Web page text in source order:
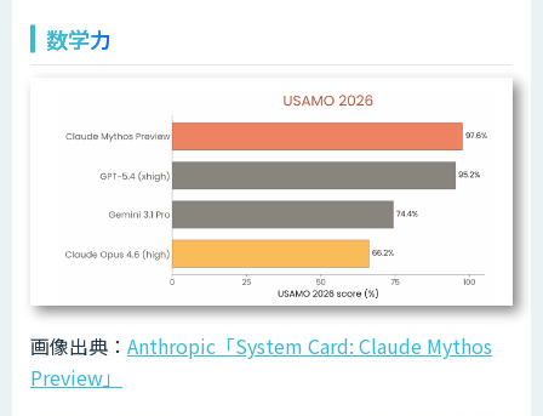
数学力
画像出典： Anthropic「System Card: Claude Mythos
Preview」